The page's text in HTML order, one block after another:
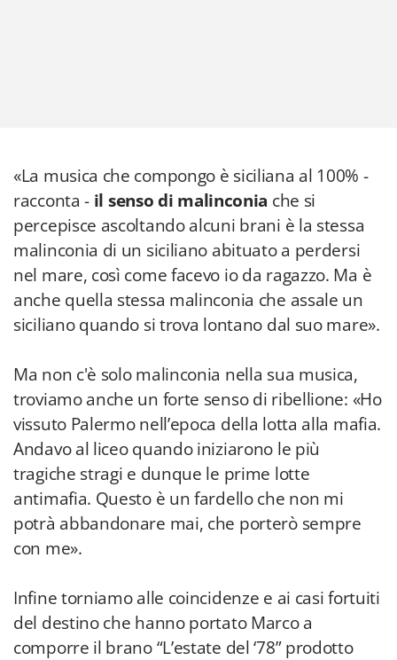
«La musica che compongo è siciliana al 100% -
racconta - il senso di malinconia che si
percepisce ascoltando alcuni brani è la stessa
malinconia di un siciliano abituato a perdersi
nel mare, così come facevo io da ragazzo. Ma è
anche quella stessa malinconia che assale un
siciliano quando si trova lontano dal suo mare».
Ma non c'è solo malinconia nella sua musica,
troviamo anche un forte senso di ribellione: «Ho
vissuto Palermo nell’epoca della lotta alla mafia.
Andavo al liceo quando iniziarono le più
tragiche stragi e dunque le prime lotte
antimafia. Questo è un fardello che non mi
potrà abbandonare mai, che porterò sempre
con me».
Infine torniamo alle coincidenze e ai casi fortuiti
del destino che hanno portato Marco a
comporre il brano “L’estate del ‘78” prodotto